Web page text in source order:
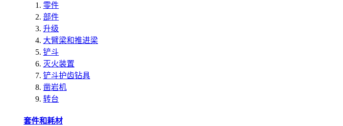
零件
部件
升级
大臂梁和推进梁
铲斗
灭火装置
铲斗护齿钻具
凿岩机
转台
套件和耗材